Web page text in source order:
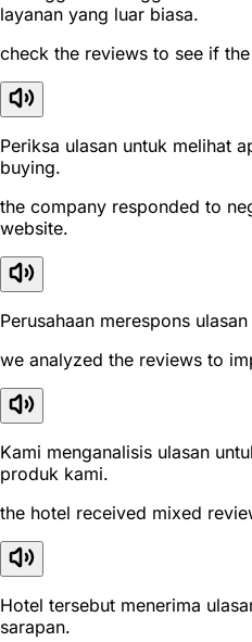
layanan yang luar biasa.
check the reviews to see if
Periksa ulasan untuk melihat
buying.
the company responded to
website.
Perusahaan merespons
we analyzed the reviews to
Kami menganalisis ulasan
produk kami.
the hotel received mixed
Hotel tersebut menerima
sarapan.